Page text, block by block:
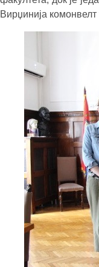
Вирџинија комонвелт